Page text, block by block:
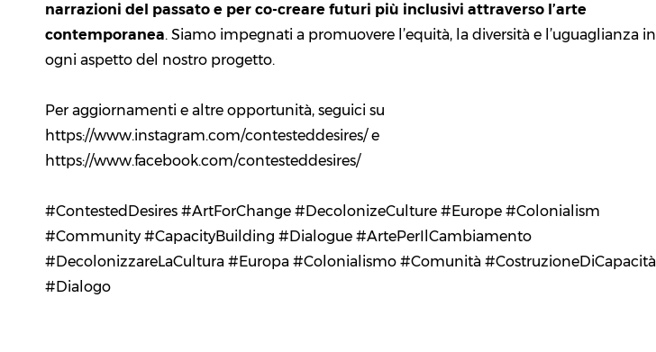
narrazioni del passato e per co-creare futuri più inclusivi attraverso l’arte
contemporanea. Siamo impegnati a promuovere l’equità, la diversità e l’uguaglianza in
ogni aspetto del nostro progetto.
Per aggiornamenti e altre opportunità, seguici su
https://www.instagram.com/contesteddesires/e
https://www.facebook.com/contesteddesires/
#ContestedDesires #ArtForChange #DecolonizeCulture #Europe #Colonialism
#Community #CapacityBuilding #Dialogue #ArtePerIlCambiamento
#DecolonizzareLaCultura #Europa #Colonialismo #Comunità #CostruzioneDiCapacità
#Dialogo